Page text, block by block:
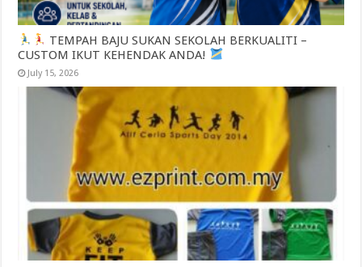
TEMPAH BAJU SUKAN SEKOLAH BERKUALITI –
CUSTOM IKUT KEHENDAK ANDA!
July 15, 2026